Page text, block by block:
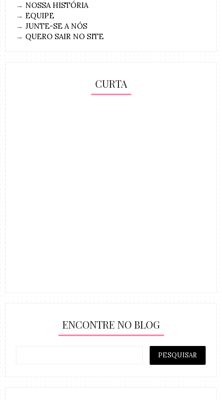
→ NOSSA HISTÓRIA
→ EQUIPE
→JUNTE-SE A NÓS
→ QUERO SAIR NO SITE
CURTA
ENCONTRE NO BLOG